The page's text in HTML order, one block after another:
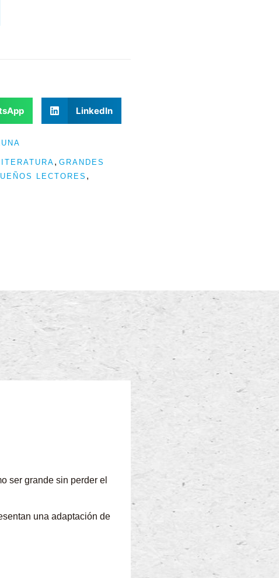
LinkedIn
, GRANDES
LECTORES ,
ser grande sin perder el
una adaptación de